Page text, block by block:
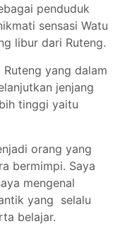
penduduk
sensasi Watu
libur dari Ruteng.
yang dalam
jenjang
tinggi yaitu
orang yang
bermimpi. Saya
mengenal
yang selalu
belajar.